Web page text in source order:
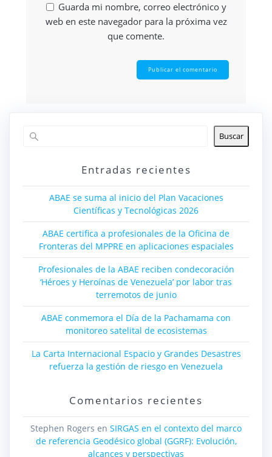
Guarda mi nombre, correo electrónico y
web en este navegador para la próxima vez
que comente.
Buscar
Entradas recientes
ABAE se suma al inicio del Plan Vacaciones
Científicas y Tecnológicas 2026
ABAE certifica a profesionales de la Oficina de
Fronteras del MPPRE en aplicaciones espaciales
Profesionales de la ABAE reciben condecoración
‘Héroes y Heroínas de Venezuela’ por labor tras
terremotos de junio
ABAE conmemora el Día de la Pachamama con
monitoreo satelital de ecosistemas
La Carta Internacional Espacio y Grandes Desastres
refuerza la gestión de riesgo en Venezuela
Comentarios recientes
Stephen Rogers en SIRGAS en el contexto del marco
de referencia Geodésico global (GGRF): Evolución,
alcances y perspectivas